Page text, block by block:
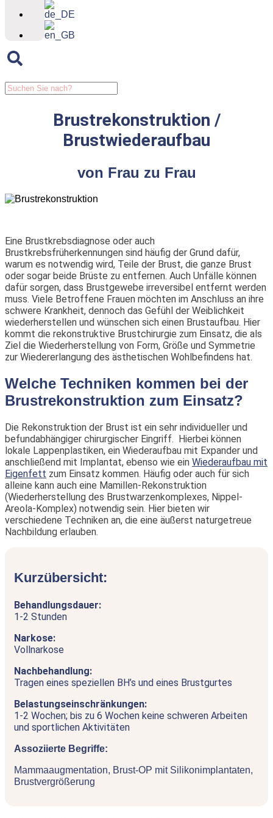
Brustrekonstruktion /
Brustwiederaufbau
von Frau zu Frau
Eine Brustkrebsdiagnose oder auch
Brustkrebsfrüherkennungen sind häufig der Grund dafür,
warum es notwendig wird, Teile der Brust, die ganze Brust
oder sogar beide Brüste zu entfernen. Auch Unfälle können
dafür sorgen, dass Brustgewebe irreversibel entfernt werden
muss. Viele Betroffene Frauen möchten im Anschluss an ihre
schwere Krankheit, dennoch das Gefühl der Weiblichkeit
wiederherstellen und wünschen sich einen Brustaufbau. Hier
kommt die rekonstruktive Brustchirurgie zum Einsatz, die als
Ziel die Wiederherstellung von Form, Größe und Symmetrie
zur Wiedererlangung des ästhetischen Wohlbefindens hat.
Welche Techniken kommen bei der
Brustrekonstruktion zum Einsatz?
Die Rekonstruktion der Brust ist ein sehr individueller und
befundabhängiger chirurgischer Eingriff. Hierbei können
lokale Lappenplastiken, ein Wiederaufbau mit Expander und
anschließend mit Implantat, ebenso wie ein Wiederaufbau mit
Eigenfett zum Einsatz kommen. Häufig oder auch für sich
alleine kann auch eine Mamillen-Rekonstruktion
(Wiederherstellung des Brustwarzenkomplexes, Nippel-
Areola-Komplex) notwendig sein. Hier bieten wir
verschiedene Techniken an, die eine äußerst naturgetreue
Nachbildung erlauben.
Kurzübersicht:
Behandlungsdauer:
1-2 Stunden
Narkose:
Vollnarkose
Nachbehandlung:
Tragen eines speziellen BH’s und eines Brustgurtes
Belastungseinschränkungen:
1-2 Wochen; bis zu 6 Wochen keine schweren Arbeiten
und sportlichen Aktivitäten
Assoziierte Begriffe:
Mammaaugmentation, Brust-OP mit Silikonimplantaten,
Brustvergrößerung